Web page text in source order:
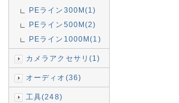
PEライン300M(1)
PEライン500M(2)
PEライン1000M(1)
カメラアクセサリ(1)
オーディオ(36)
工具(248)